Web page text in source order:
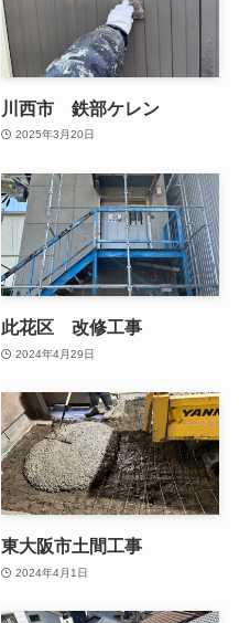
川西市 鉄部ケレン
2025年3月20日
此花区 改修工事
2024年4月29日
東大阪市土間工事
2024年4月1日